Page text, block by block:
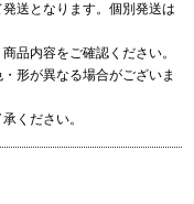
送となります。個別発送は
品内容をご確認ください。
形が異なる場合がございま
ください。